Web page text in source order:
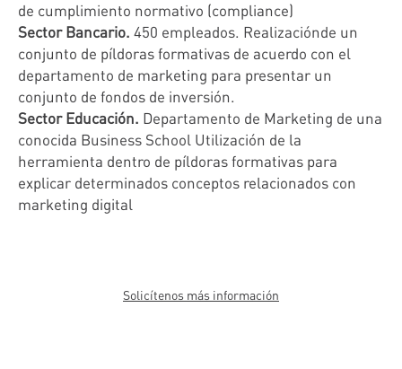
de cumplimiento normativo (compliance)
Sector Bancario. 450 empleados. Realizaciónde un
conjunto de píldoras formativas de acuerdo con el
departamento de marketing para presentar un
conjunto de fondos de inversión.
Sector Educación. Departamento de Marketing de una
conocida Business School Utilización de la
herramienta dentro de píldoras formativas para
explicar determinados conceptos relacionados con
marketing digital
Solicítenos más información